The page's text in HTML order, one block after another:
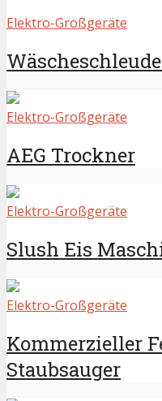
Elektro-Großgeräte
Elektro-Großgeräte
AEG Trockner
Elektro-Großgeräte
Slush Eis
Elektro-Großgeräte
Kommerzieller
Staubsauger